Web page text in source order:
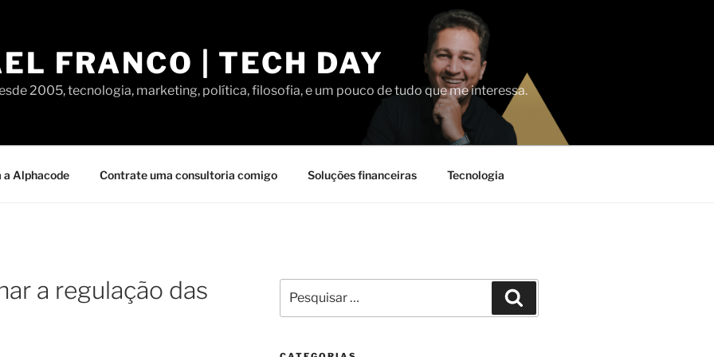
FRANCO | TECH DAY
2005, tecnologia, marketing, política, filosofia, e um pouco de tudo que me interessa.
a Alphacode Contrate uma consultoria comigo Soluções financeiras Tecnologia
a regulação das
por: